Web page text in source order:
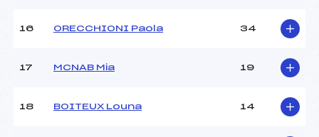
BALBO PAUL (FRA)
Température départ :
-5
130.3600
U18->Mas
16 ORECCHIONI Paola 34
17 MCNAB Mia 19
18 BOITEUX Louna 14